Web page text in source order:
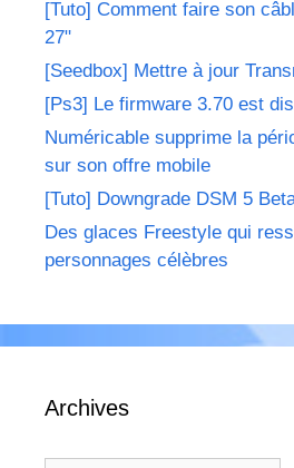
[Tuto] Comment faire son
27"
[Seedbox] Mettre à jour
[Ps3] Le firmware 3.70 est
Numéricable supprime la
sur son offre mobile
[Tuto] Downgrade DSM 5
Des glaces Freestyle qui
personnages célèbres
Archives